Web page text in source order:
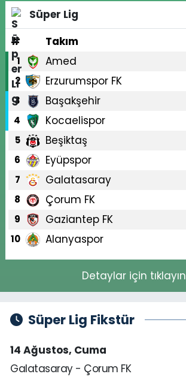
Süper Lig
#
Takım
1 Amed
2 Erzurumspor FK
3 Başakşehir
4 Kocaelispor
5 Beşiktaş
6 Eyüpspor
7 Galatasaray
8 Çorum FK
9 Gaziantep FK
10 Alanyaspor
Detaylar için tıklayın
Süper Lig Fikstür
14 Ağustos, Cuma
Galatasaray - Çorum FK